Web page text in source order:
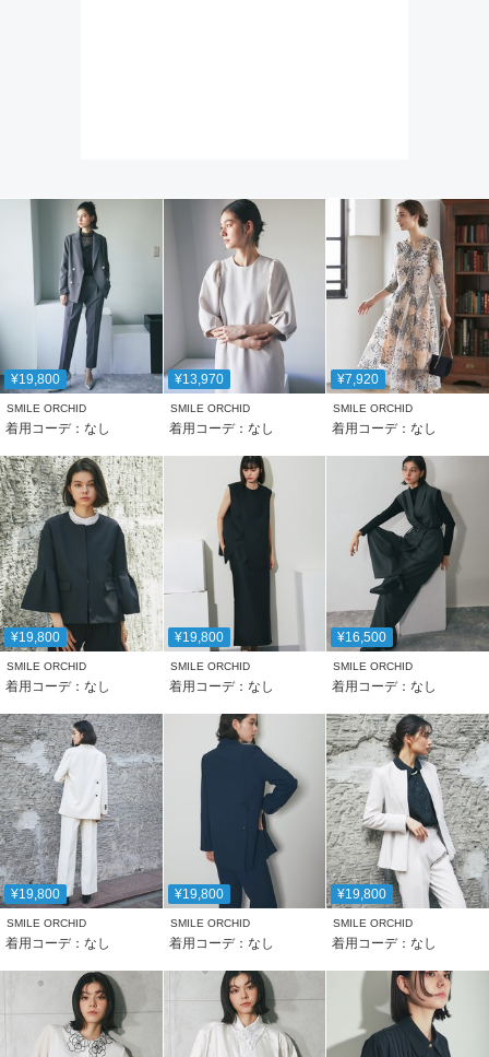
¥19,800
SMILE ORCHID
着用コーデ：なし
¥13,970
SMILE ORCHID
着用コーデ：なし
¥7,920
SMILE ORCHID
着用コーデ：なし
¥19,800
SMILE ORCHID
着用コーデ：なし
¥19,800
SMILE ORCHID
着用コーデ：なし
¥16,500
SMILE ORCHID
着用コーデ：なし
¥19,800
SMILE ORCHID
着用コーデ：なし
¥19,800
SMILE ORCHID
着用コーデ：なし
¥19,800
SMILE ORCHID
着用コーデ：なし